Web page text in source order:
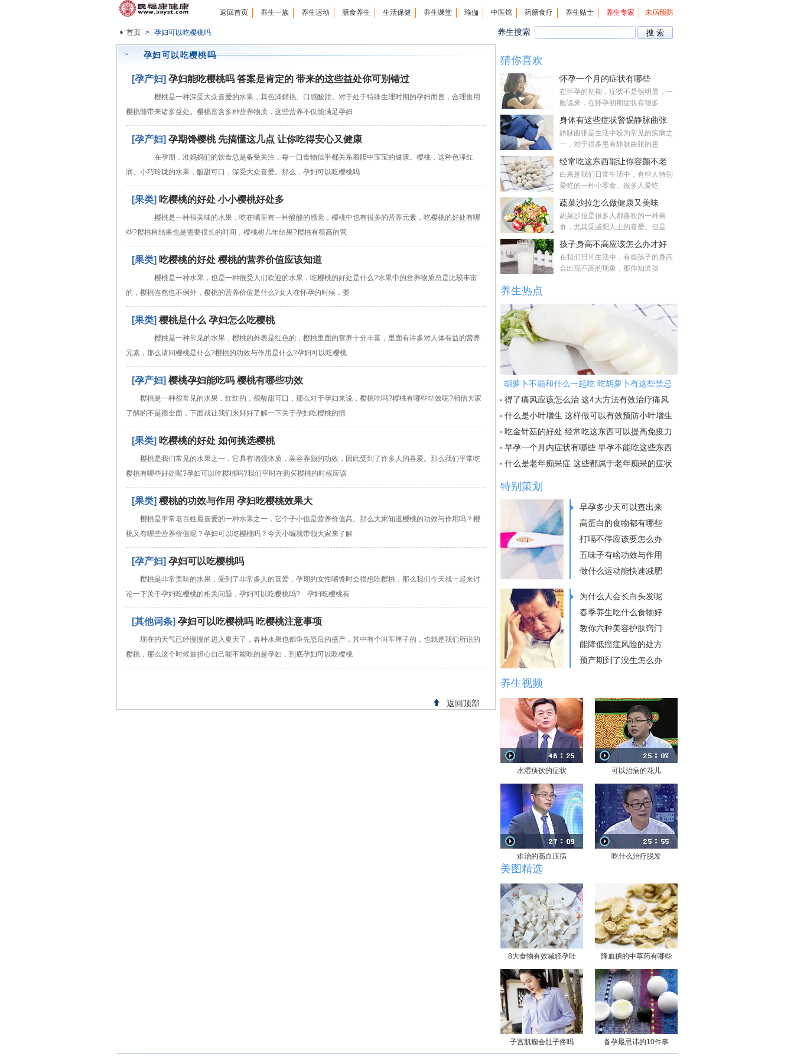
返回首页 养生一族 养生运动 膳食养生 生活保健 养生课堂 瑜伽 中医馆 药膳食疗 养生贴士 养生专家 未病预防
养生搜索
首页 > 孕妇可以吃樱桃吗
孕妇可以吃樱桃吗
[孕产妇] 孕妇能吃樱桃吗 答案是肯定的 带来的这些益处你可别错过
樱桃是一种深受大众喜爱的水果，其色泽鲜艳、口感酸甜。对于处于特殊生理时期的孕妇而言，合理食用
樱桃能带来诸多益处。樱桃富含多种营养物质，这些营养不仅能满足孕妇
[孕产妇] 孕期馋樱桃 先搞懂这几点 让你吃得安心又健康
在孕期，准妈妈们的饮食总是备受关注，每一口食物似乎都关系着腹中宝宝的健康。樱桃，这种色泽红
润、小巧玲珑的水果，酸甜可口，深受大众喜爱。那么，孕妇可以吃樱桃吗
[果类] 吃樱桃的好处 小小樱桃好处多
樱桃是一种很美味的水果，吃在嘴里有一种酸酸的感觉，樱桃中也有很多的营养元素，吃樱桃的好处有哪
些?樱桃树结果也是需要很长的时间，樱桃树几年结果?樱桃有很高的营
[果类] 吃樱桃的好处 樱桃的营养价值应该知道
樱桃是一种水果，也是一种很受人们欢迎的水果，吃樱桃的好处是什么?水果中的营养物质总是比较丰富
的，樱桃当然也不例外，樱桃的营养价值是什么?女人在怀孕的时候，要
[果类] 樱桃是什么 孕妇怎么吃樱桃
樱桃是一种常见的水果，樱桃的外表是红色的，樱桃里面的营养十分丰富，里面有许多对人体有益的营养
元素，那么请问樱桃是什么?樱桃的功效与作用是什么?孕妇可以吃樱桃
[孕产妇] 樱桃孕妇能吃吗 樱桃有哪些功效
樱桃是一种很常见的水果，红红的，很酸甜可口，那么对于孕妇来说，樱桃吃吗?樱桃有哪些功效呢?相信大家
了解的不是很全面，下面就让我们来好好了解一下关于孕妇吃樱桃的情
[果类] 吃樱桃的好处 如何挑选樱桃
樱桃是我们常见的水果之一，它具有增强体质，美容养颜的功效，因此受到了许多人的喜爱。那么我们平常吃
樱桃有哪些好处呢?孕妇可以吃樱桃吗?我们平时在购买樱桃的时候应该
[果类] 樱桃的功效与作用 孕妇吃樱桃效果大
樱桃是平常老百姓最喜爱的一种水果之一，它个子小但是营养价值高。那么大家知道樱桃的功效与作用吗？樱
桃又有哪些营养价值呢？孕妇可以吃樱桃吗？今天小编就带领大家来了解
[孕产妇] 孕妇可以吃樱桃吗
樱桃是非常美味的水果，受到了非常多人的喜爱，孕期的女性嘴馋时会很想吃樱桃，那么我们今天就一起来讨
论一下关于孕妇吃樱桃的相关问题，孕妇可以吃樱桃吗? 孕妇吃樱桃有
[其他词条] 孕妇可以吃樱桃吗 吃樱桃注意事项
现在的天气已经慢慢的进入夏天了，各种水果也都争先恐后的盛产，其中有个叫车厘子的，也就是我们所说的
樱桃，那么这个时候最担心自己能不能吃的是孕妇，到底孕妇可以吃樱桃
返回顶部
猜你喜欢
怀孕一个月的症状有哪些
在怀孕的初期，症状不是很明显，一
般说来，在怀孕初期症状有很多
身体有这些症状警惕静脉曲张
静脉曲张是生活中较为常见的疾病之
一，对于很多患有静脉曲张的患
经常吃这东西能让你容颜不老
白果是我们日常生活中，有些人特别
爱吃的一种小零食。很多人爱吃
蔬菜沙拉怎么做健康又美味
蔬菜沙拉是很多人都喜欢的一种美
食，尤其受减肥人士的喜爱。但是
孩子身高不高应该怎么办才好
在我们日常生活中，有些孩子的身高
会出现不高的现象，那你知道孩
养生热点
胡萝卜不能和什么一起吃 吃胡萝卜有这些禁忌
得了痛风应该怎么治 这4大方法有效治疗痛风
什么是小叶增生 这样做可以有效预防小叶增生
吃金针菇的好处 经常吃这东西可以提高免疫力
早孕一个月内症状有哪些 早孕不能吃这些东西
什么是老年痴呆症 这些都属于老年痴呆的症状
特别策划
早孕多少天可以查出来
高蛋白的食物都有哪些
打嗝不停应该要怎么办
五味子有啥功效与作用
做什么运动能快速减肥
为什么人会长白头发呢
春季养生吃什么食物好
教你六种美容护肤窍门
能降低癌症风险的处方
预产期到了没生怎么办
养生视频
水湿痰饮的症状 可以治病的花儿
难治的高血压病 吃什么治疗脱发
美图精选
8大食物有效减轻孕吐 降血糖的中草药有哪些
子宫肌瘤会肚子疼吗 备孕最忌讳的10件事